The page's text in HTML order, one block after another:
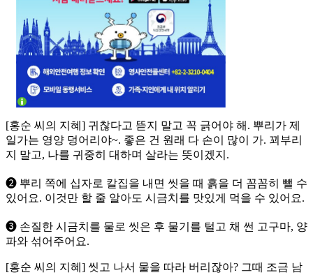
[홍순 씨의 지혜] 귀찮다고 뜯지 말고 꼭 긁어야 해. 뿌리가 제
일가는 영양 덩어리야~. 좋은 건 원래 다 손이 많이 가. 꾀부리
지 말고, 나를 귀중히 대하며 살라는 뜻이겠지.
➋ 뿌리 쪽에 십자로 칼집을 내면 씻을 때 흙을 더 꼼꼼히 뺄 수
있어요. 이것만 할 줄 알아도 시금치를 맛있게 먹을 수 있어요.
➌ 손질한 시금치를 물로 씻은 후 물기를 털고 채 썬 고구마, 양
파와 섞어주어요.
[홍순 씨의 지혜] 씻고 나서 물을 따라 버리잖아? 그때 조금 남